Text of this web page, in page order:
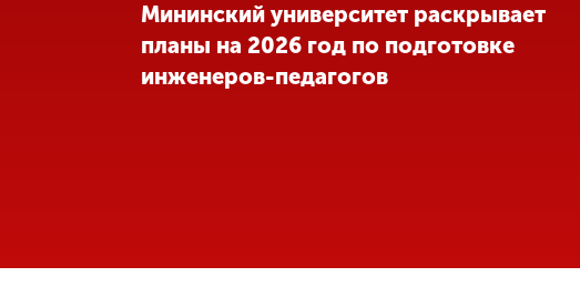
Международная
деятельность
Мининский университет раскрывает
планы на 2026 год по подготовке
инженеров-педагогов